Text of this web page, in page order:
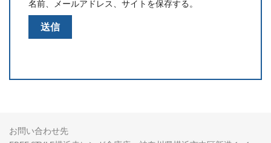
名前、メールアドレス、サイトを保存する。
お問い合わせ先